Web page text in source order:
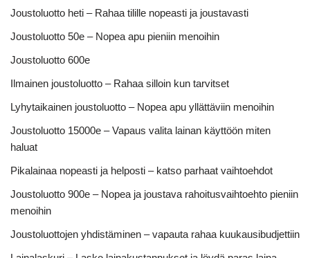
Joustoluotto heti – Rahaa tilille nopeasti ja joustavasti
Joustoluotto 50e – Nopea apu pieniin menoihin
Joustoluotto 600e
Ilmainen joustoluotto – Rahaa silloin kun tarvitset
Lyhytaikainen joustoluotto – Nopea apu yllättäviin menoihin
Joustoluotto 15000e – Vapaus valita lainan käyttöön miten
haluat
Pikalainaa nopeasti ja helposti – katso parhaat vaihtoehdot
Joustoluotto 900e – Nopea ja joustava rahoitusvaihtoehto pieniin
menoihin
Joustoluottojen yhdistäminen – vapauta rahaa kuukausibudjettiin